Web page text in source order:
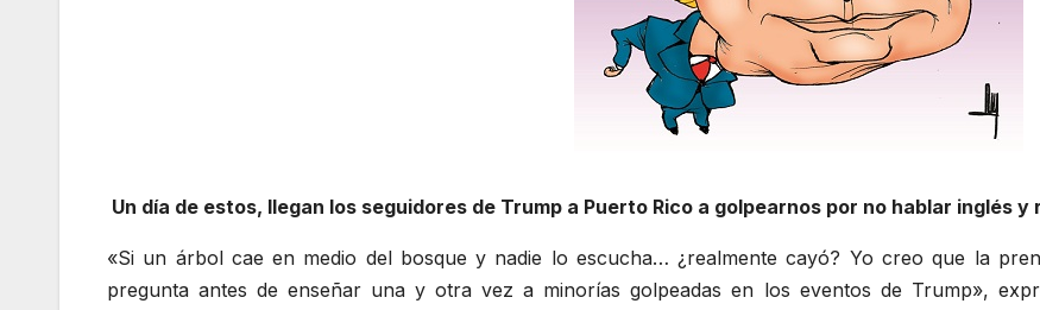
Un día de estos, llegan los seguidores de Trump a Puerto Rico a golpearnos por no hablar inglés
«Si un árbol cae en medio del bosque y nadie lo escucha… ¿realmente cayó? Yo creo que la
pregunta antes de enseñar una y otra vez a minorías golpeadas en los eventos de Trump»,